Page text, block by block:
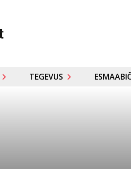
TEGEVUS